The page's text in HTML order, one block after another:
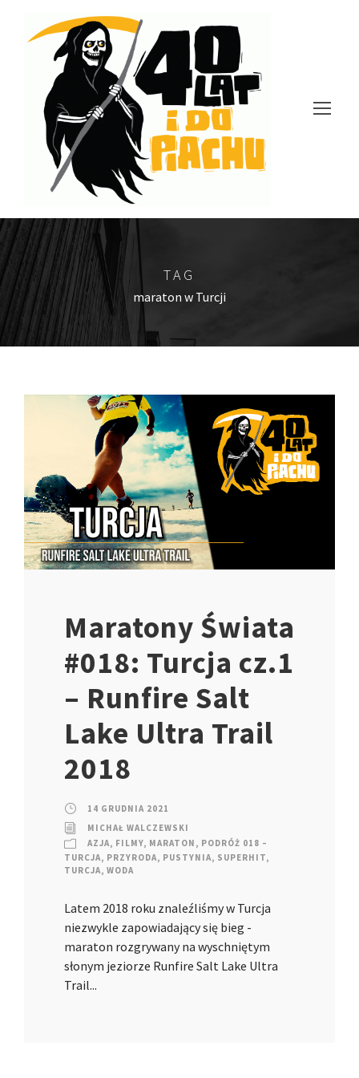
TAG
maraton w Turcji
Maratony Świata
#018: Turcja cz.1
– Runfire Salt
Lake Ultra Trail
2018
14 GRUDNIA 2021
MICHAŁ WALCZEWSKI
AZJA, FILMY, MARATON , PODRÓŻ 018 –
TURCJA, PRZYRODA, PUSTYNIA, SUPERHIT,
TURCJA, WODA
Latem 2018 roku znaleźliśmy w Turcja
niezwykle zapowiadający się bieg -
maraton rozgrywany na wyschniętym
słonym jeziorze Runfire Salt Lake Ultra
Trail...